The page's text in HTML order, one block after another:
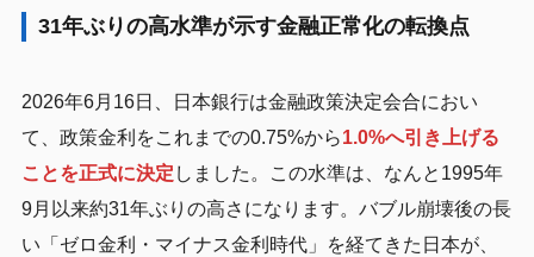
31年ぶりの高水準が示す金融正常化の転換点
2026年6月16日、日本銀行は金融政策決定会合におい
て、政策金利をこれまでの0.75%から1.0%へ引き上げる
ことを正式に決定 しました。この水準は、なんと1995年
9月以来約31年ぶりの高さになります。バブル崩壊後の長
い「ゼロ金利・マイナス金利時代」を経てきた日本が、